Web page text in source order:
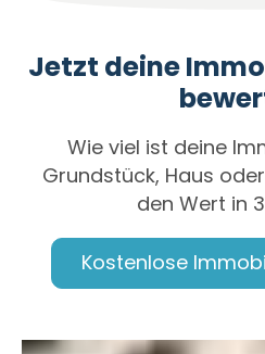
Jetzt deine
Wie viel ist deine
Grundstück, Haus
den Wert in
Kostenlose